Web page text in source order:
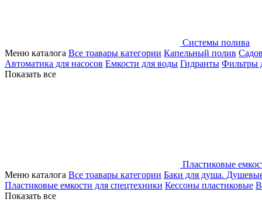
Системы полива
Меню каталога Все тоавары категории Капельный полив
Автоматика для насосов Емкости для воды Гидранты Фильтры
Показать все
Пластиковые
Меню каталога Все тоавары категории Баки для душа.
Пластиковые емкости для спецтехники Кессоны пластиковые
Показать все